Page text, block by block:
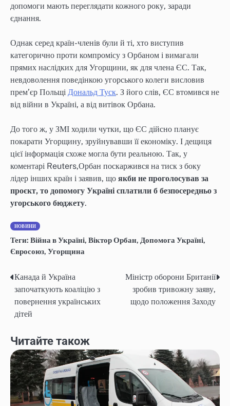
допомоги мають переглядати кожного року, заради
єднання.
Однак серед країн-членів були й ті, хто виступив
категорично проти компромісу з Орбаном і вимагали
прямих наслідких для Угорщини, як для члена ЄС. Так,
невдоволення поведінкою угорського колеги висловив
прем’єр Польщі Дональд Туск. З його слів, ЄС втомився не
від війни в Україні, а від витівок Орбана.
До того ж, у ЗМІ ходили чутки, що ЄС дійсно планує
покарати Угорщину, зруйнувавши її економіку. І дещиця
цієї інформація схоже могла бути реальною. Так, у
коментарі Reuters,Орбан поскаржився на тиск з боку
лідер інших країн і заявив, що якби не проголосував за
проєкт, то допомогу Україні сплатили б безпосередньо з
угорського бюджету.
НОВИНИ
Теги: Війна в Україні, Віктор Орбан, Допомога Україні,
Євросоюз, Угорщина
Навігація
записів
Канада й Україна
започаткують коаліцію з
повернення українських
дітей
Міністр оборони Британії
зробив тривожну заяву,
щодо положення Заходу
Читайте також